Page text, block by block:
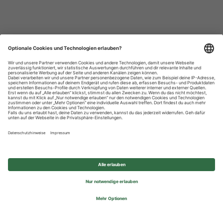
Datenschutzhinweise
Impressum
Privatsphäre-Einstellungen
© 2026 REWE Group - All rights reserved